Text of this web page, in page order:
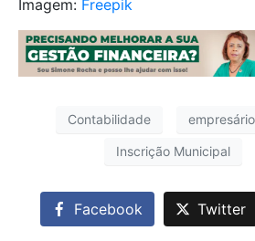
Imagem: Freepik
Contabilidade empresário
Inscrição Municipal
Facebook Twitter